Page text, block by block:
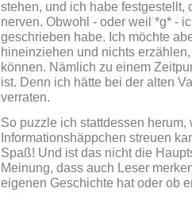
stehen, und ich habe festgestellt,
nerven. Obwohl - oder weil *g* -
geschrieben habe. Ich möchte
hineinziehen und nichts
können. Nämlich zu einem
ist. Denn ich hätte bei der alten
verraten.
So puzzle ich stattdessen
Informationshäppchen streuen
Spaß! Und ist das nicht die
Meinung, dass auch Leser
eigenen Geschichte hat oder ob